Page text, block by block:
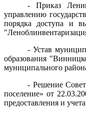
- Приказ
управлению
порядка доступа и
- Устав
образования
муниципального
- Решение
поселение» от
предоставления и